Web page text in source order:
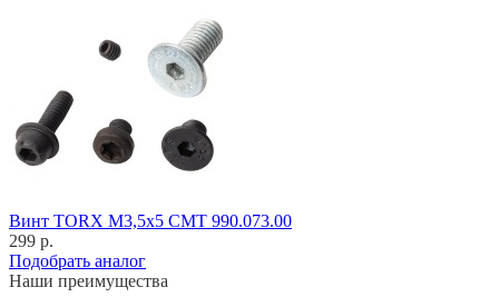
Винт TORX M3,5x5 CMT 990.073.00
299 р.
Подобрать аналог
Наши преимущества